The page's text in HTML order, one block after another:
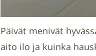
Päivät menivät
aito ilo ja kuinka